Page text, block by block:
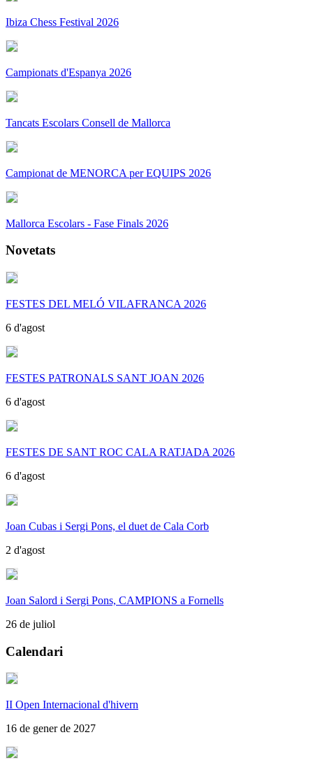
Ibiza Chess Festival 2026
Campionats d'Espanya 2026
Tancats Escolars Consell de Mallorca
Campionat de MENORCA per EQUIPS 2026
Mallorca Escolars - Fase Finals 2026
Novetats
FESTES DEL MELÓ VILAFRANCA 2026
6 d'agost
FESTES PATRONALS SANT JOAN 2026
6 d'agost
FESTES DE SANT ROC CALA RATJADA 2026
6 d'agost
Joan Cubas i Sergi Pons, el duet de Cala Corb
2 d'agost
Joan Salord i Sergi Pons, CAMPIONS a Fornells
26 de juliol
Calendari
II Open Internacional d'hivern
16 de gener de 2027